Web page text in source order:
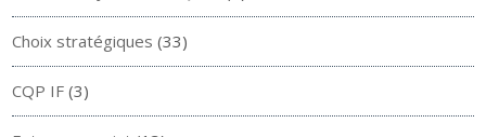
Choix stratégiques (33)
CQP IF (3)